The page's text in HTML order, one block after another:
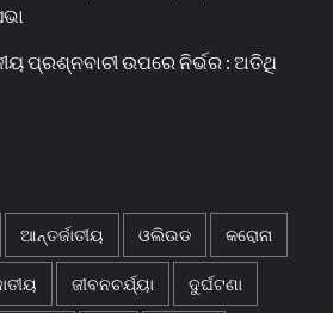
ପ୍ରଶ୍ନବାଚୀ ଉପରେ ନିର୍ଭର : ଅତିଥି
ଆନ୍ତର୍ଜାତୀୟ ଓଲିଉଡ କରୋନା
ଜୀବନଚର୍ଯ୍ୟା ଦୁର୍ଘଟଣା